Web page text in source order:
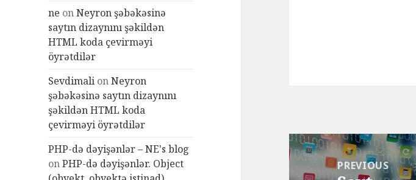
ne onNeyron şəbəkəsinə
saytın dizaynını şəkildən
HTML koda çevirməyi
öyrətdilər
Sevdimali onNeyron
şəbəkəsinə saytın dizaynını
şəkildən HTML koda
çevirməyi öyrətdilər
PHP-də dəyişənlər – NE's blog
onPHP-də dəyişənlər. Object
Post
navigationPREVIOUS